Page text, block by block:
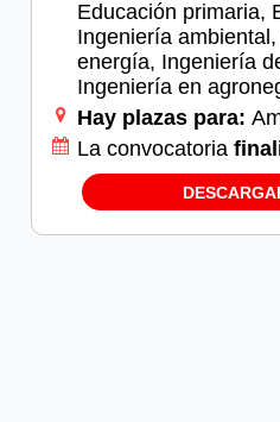
Educación primaria,
Ingeniería
energía, Ingeniería
Ingeniería en
Hay plazas para:
La convocatoria